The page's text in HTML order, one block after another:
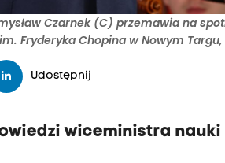
Czarnek (C) przemawia na
Fryderyka Chopina w Nowym
Udostępnij
wiceministra